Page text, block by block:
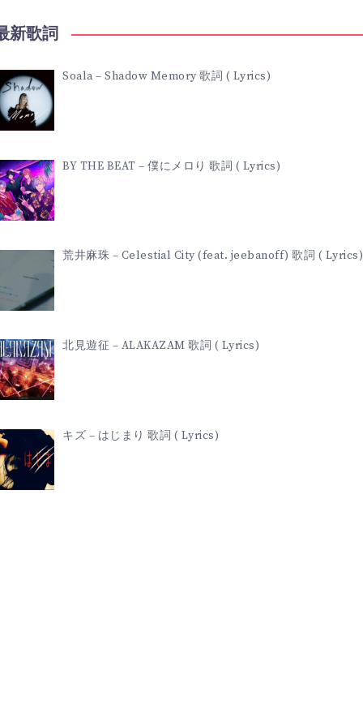
ー
ら
び
ゅ
歌
詞
(
LYRICS)
新歌詞
Soala – Shadow Memory 歌詞 ( Lyrics)
BY THE BEAT – 僕にメロり 歌詞 ( Lyrics)
荒井麻珠 – Celestial City (feat. jeebanoff) 歌詞 ( Lyrics)
北見遊征 – ALAKAZAM 歌詞 ( Lyrics)
キズ – はじまり 歌詞 ( Lyrics)